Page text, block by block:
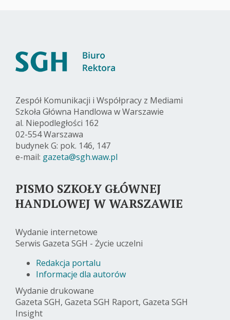
Zespół Komunikacji i Współpracy z Mediami
Szkoła Główna Handlowa w Warszawie
al. Niepodległości 162
02-554 Warszawa
budynek G: pok. 146, 147
e-mail: gazeta@sgh.waw.pl
PISMO SZKOŁY GŁÓWNEJ
HANDLOWEJ W WARSZAWIE
Wydanie internetowe
Serwis Gazeta SGH - Życie uczelni
Redakcja portalu
Informacje dla autorów
Wydanie drukowane
Gazeta SGH, Gazeta SGH Raport, Gazeta SGH
Insight